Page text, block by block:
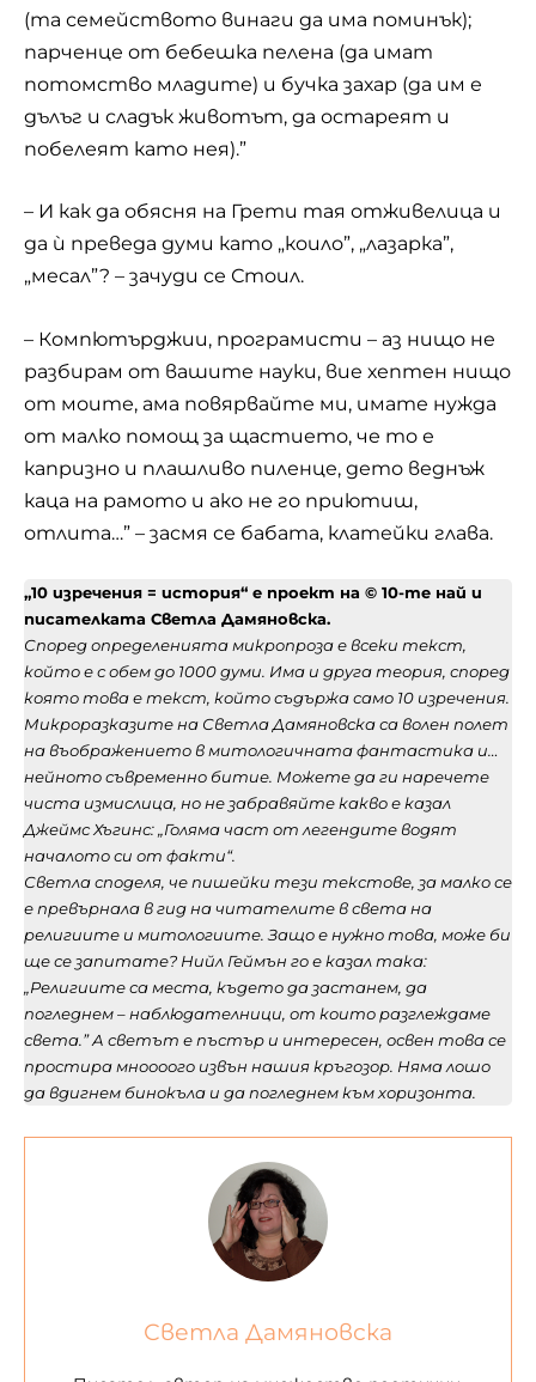
(та семейството винаги да има поминък);
парченце от бебешка пелена (да имат
потомство младите) и бучка захар (да им е
дълъг и сладък животът, да остареят и
побелеят като нея).”
– И как да обясня на Грети тая отживелица и
да ѝ преведа думи като „коило”, „лазарка”,
„месал”? – зачуди се Стоил.
– Компютърджии, програмисти – аз нищо не
разбирам от вашите науки, вие хептен нищо
от моите, ама повярвайте ми, имате нужда
от малко помощ за щастието, че то е
капризно и плашливо пиленце, дето веднъж
каца на рамото и ако не го приютиш,
отлита…” – засмя се бабата, клатейки глава.
„10 изречения = история“ e проект на © 10-те най и
писателката Светла Дамяновска.
Според определенията микропроза е всеки текст,
който е с обем до 1000 думи. Има и друга теория, според
която това е текст, който съдържа само 10 изречения.
Микроразказите на Светла Дамяновска са волен полет
на въображението в митологичната фантастика и…
нейното съвременно битие. Можете да ги наречете
чиста измислица, но не забравяйте какво е казал
Джеймс Хъгинс: „Голяма част от легендите водят
началото си от факти“.
Светла споделя, че пишейки тези текстове, за малко се
е превърнала в гид на читателите в света на
религиите и митологиите. Защо е нужно това, може би
ще се запитате? Нийл Геймън го е казал така:
„Религиите са места, където да застанем, да
погледнем – наблюдателници, от които разглеждаме
света.” А светът е пъстър и интересен, освен това се
простира мноооого извън нашия кръгозор. Няма лошо
да вдигнем бинокъла и да погледнем към хоризонта.
Светла Дамяновска